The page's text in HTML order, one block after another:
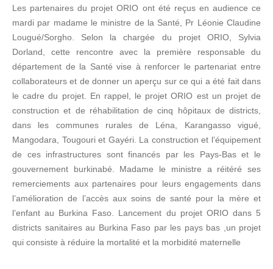
Les partenaires du projet ORIO ont été reçus en audience ce
mardi par madame le ministre de la Santé, Pr Léonie Claudine
Lougué/Sorgho. Selon la chargée du projet ORIO, Sylvia
Dorland, cette rencontre avec la première responsable du
département de la Santé vise à renforcer le partenariat entre
collaborateurs et de donner un aperçu sur ce qui a été fait dans
le cadre du projet. En rappel, le projet ORIO est un projet de
construction et de réhabilitation de cinq hôpitaux de districts,
dans les communes rurales de Léna, Karangasso vigué,
Mangodara, Tougouri et Gayéri. La construction et l’équipement
de ces infrastructures sont financés par les Pays-Bas et le
gouvernement burkinabé. Madame le ministre a réitéré ses
remerciements aux partenaires pour leurs engagements dans
l’amélioration de l’accès aux soins de santé pour la mère et
l’enfant au Burkina Faso. Lancement du projet ORIO dans 5
districts sanitaires au Burkina Faso par les pays bas ,un projet
qui consiste à réduire la mortalité et la morbidité maternelle